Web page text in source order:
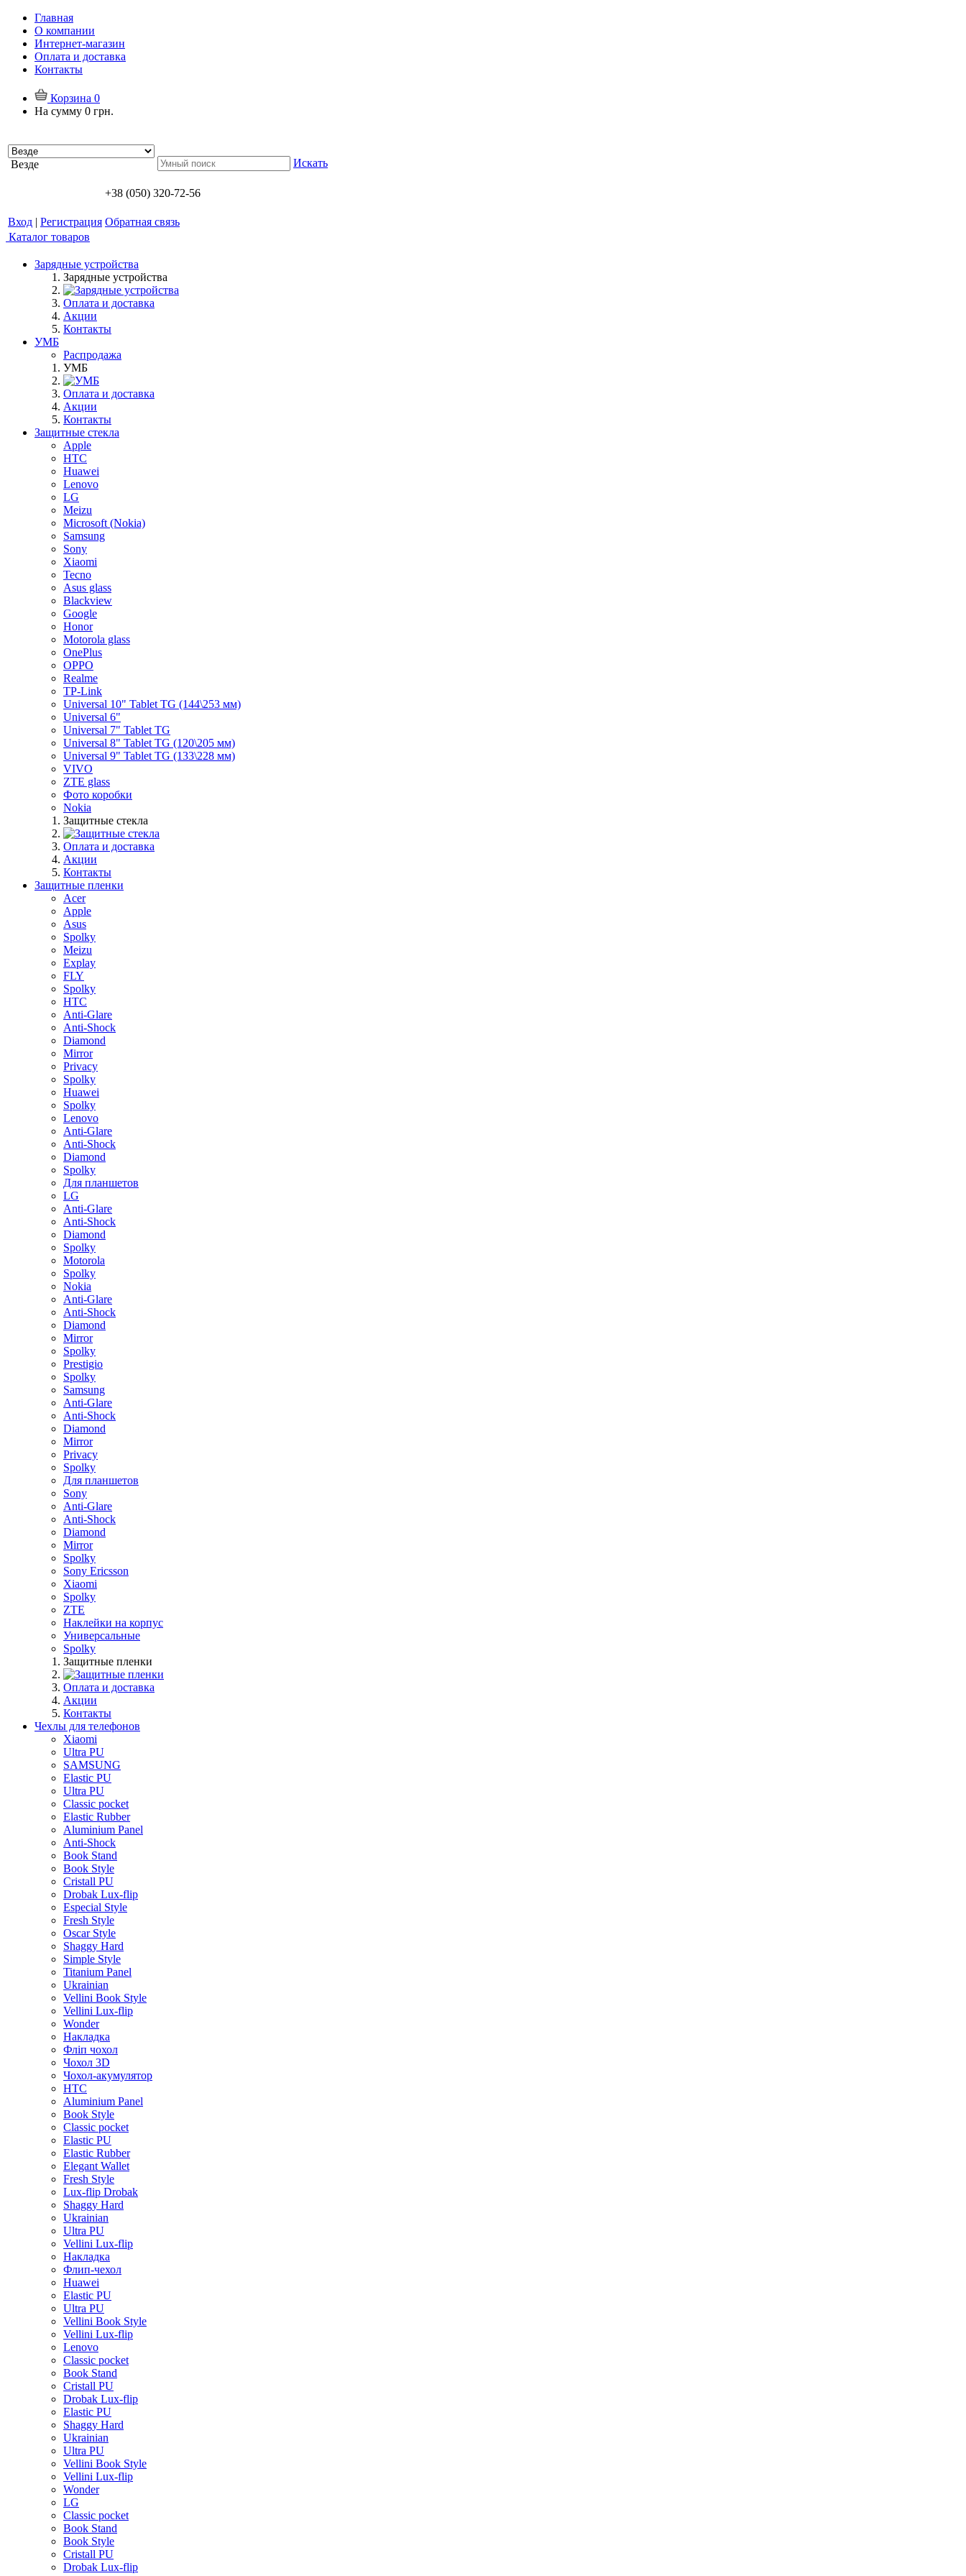
Главная
О компании
Интернет-магазин
Оплата и доставка
Контакты
Корзина 0
На сумму 0 грн.
Везде Искать
+38 (050) 320-72-56
Вход | Регистрация Обратная связь
Каталог товаров
Зарядные устройства
Зарядные устройства
Оплата и доставка
Акции
Контакты
УМБ
Распродажа
УМБ
Оплата и доставка
Акции
Контакты
Защитные стекла
Apple
HTC
Huawei
Lenovo
LG
Meizu
Microsoft (Nokia)
Samsung
Sony
Xiaomi
Tecno
Asus glass
Blackview
Google
Honor
Motorola glass
OnePlus
OPPO
Realme
TP-Link
Universal 10" Tablet TG (144\253 мм)
Universal 6"
Universal 7" Tablet TG
Universal 8" Tablet TG (120\205 мм)
Universal 9" Tablet TG (133\228 мм)
VIVO
ZTE glass
Фото коробки
Nokia
Защитные стекла
Оплата и доставка
Акции
Контакты
Защитные пленки
Acer
Apple
Asus
Spolky
Meizu
Explay
FLY
Spolky
HTC
Anti-Glare
Anti-Shock
Diamond
Mirror
Privacy
Spolky
Huawei
Spolky
Lenovo
Anti-Glare
Anti-Shock
Diamond
Spolky
Для планшетов
LG
Anti-Glare
Anti-Shock
Diamond
Spolky
Motorola
Spolky
Nokia
Anti-Glare
Anti-Shock
Diamond
Mirror
Spolky
Prestigio
Spolky
Samsung
Anti-Glare
Anti-Shock
Diamond
Mirror
Privacy
Spolky
Для планшетов
Sony
Anti-Glare
Anti-Shock
Diamond
Mirror
Spolky
Sony Ericsson
Xiaomi
Spolky
ZTE
Наклейки на корпус
Универсальные
Spolky
Защитные пленки
Оплата и доставка
Акции
Контакты
Чехлы для телефонов
Xiaomi
Ultra PU
SAMSUNG
Elastic PU
Ultra PU
Classic pocket
Elastic Rubber
Aluminium Panel
Anti-Shock
Book Stand
Book Style
Cristall PU
Drobak Lux-flip
Especial Style
Fresh Style
Oscar Style
Shaggy Hard
Simple Style
Titanium Panel
Ukrainian
Vellini Book Style
Vellini Lux-flip
Wonder
Накладка
Фліп чохол
Чохол 3D
Чохол-акумулятор
HTC
Aluminium Panel
Book Style
Classic pocket
Elastic PU
Elastic Rubber
Elegant Wallet
Fresh Style
Lux-flip Drobak
Shaggy Hard
Ukrainian
Ultra PU
Vellini Lux-flip
Накладка
Флип-чехол
Huawei
Elastic PU
Ultra PU
Vellini Book Style
Vellini Lux-flip
Lenovo
Classic pocket
Book Stand
Cristall PU
Drobak Lux-flip
Elastic PU
Shaggy Hard
Ukrainian
Ultra PU
Vellini Book Style
Vellini Lux-flip
Wonder
LG
Classic pocket
Book Stand
Book Style
Cristall PU
Drobak Lux-flip